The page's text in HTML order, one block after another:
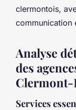
clermontois,
communication
Analyse
des
Clermont-
Services